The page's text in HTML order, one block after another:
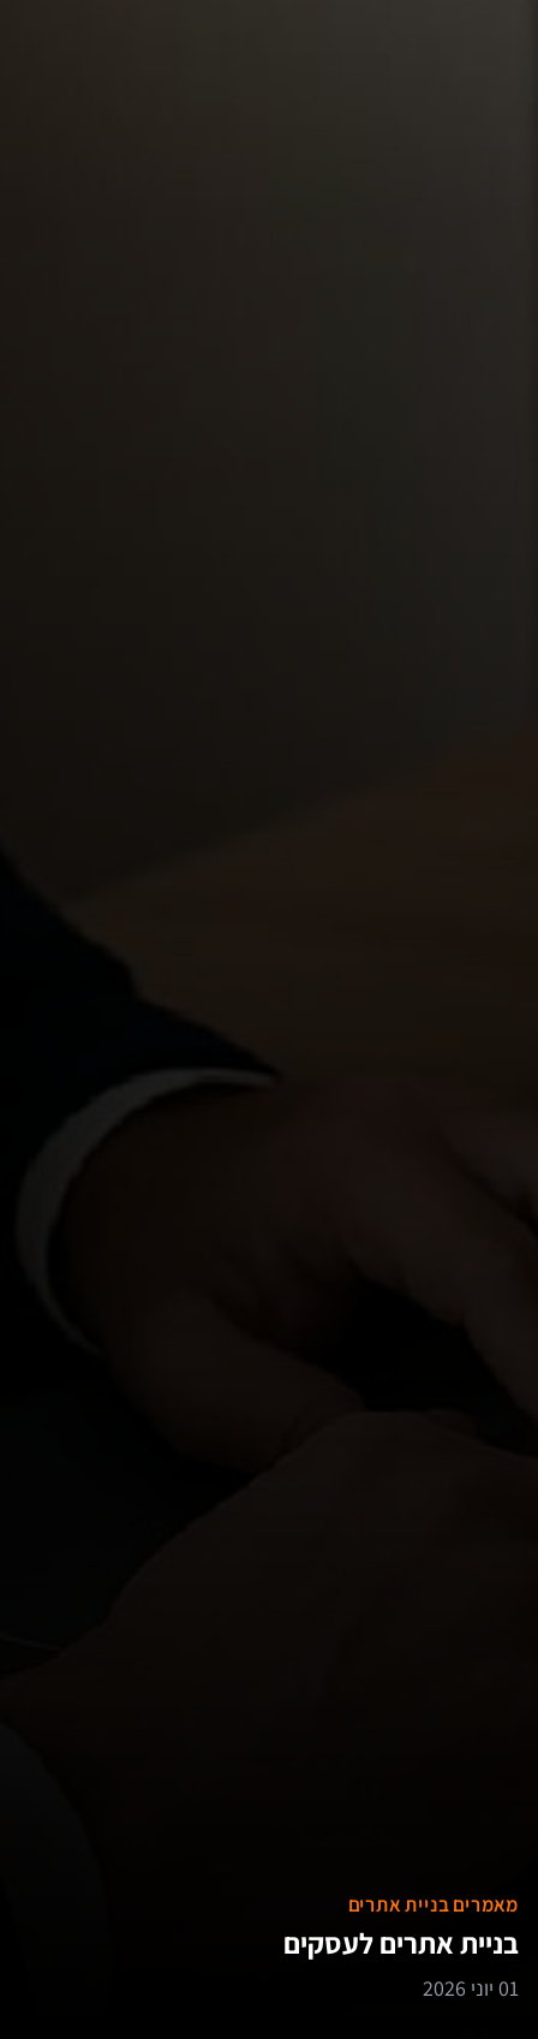
מאמרים בניית אתרים
בניית אתרים לעסקים
01 יוני 2026